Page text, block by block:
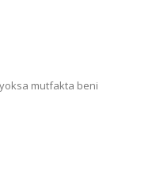
yoksa mutfakta beni